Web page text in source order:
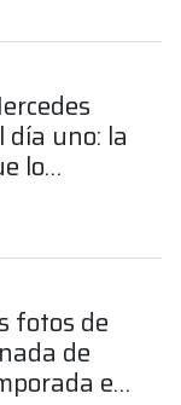
día uno: la
lo
fotos de
de
en